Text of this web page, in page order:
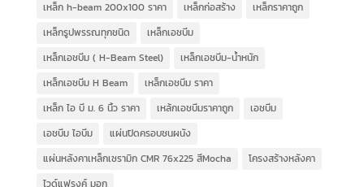
เหล็ก h-beam 200x100 ราคา
เหล็กก่อสร้าง
เหล็กราคาถูก
เหล็กรูปพรรณทุกชนิด
เหล็กเอชบีม
เหล็กเอชบีม ( H-Beam Steel)
เหล็กเอชบีม-น้ำหนัก
เหล็กเอชบีม H Beam
เหล็กเอชบีม ราคา
เหล็ก ไอ บี ม. 6 นิ้ว ราคา
เหล้กเอชบีมราคาถูก
เอชบีม
เอชบีม ไอบีม
แผ่นปิดครอบชนผนัง
แผ่นหลังคาเหล็กเซรามิก CMR 76x225 สีMocha
โครงสร้างหลังคา
ไวด์แฟรงค์ มอก